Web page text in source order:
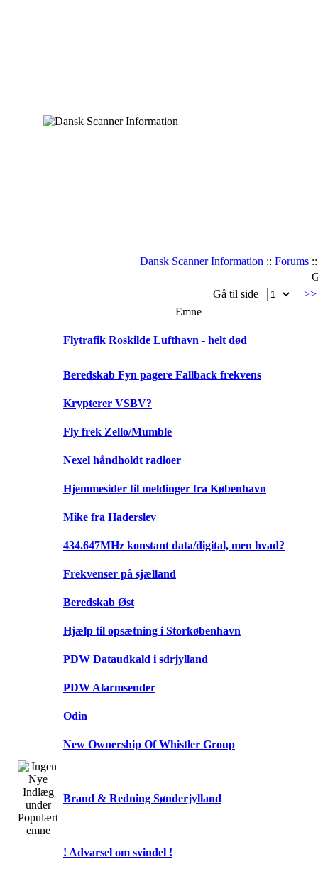
Dansk Scanner Information :: Forums
Gå til side
Emne
Flytrafik Roskilde Lufthavn - helt død
Beredskab Fyn pagere Fallback frekvens
Krypterer VSBV?
Fly frek Zello/Mumble
Nexel håndholdt radioer
Hjemmesider til meldinger fra København
Mike fra Haderslev
434.647MHz konstant data/digital, men hvad?
Frekvenser på sjælland
Beredskab Øst
Hjælp til opsætning i Storkøbenhavn
PDW Dataudkald i sdrjylland
PDW Alarmsender
Odin
New Ownership Of Whistler Group
Brand & Redning Sønderjylland
! Advarsel om svindel !